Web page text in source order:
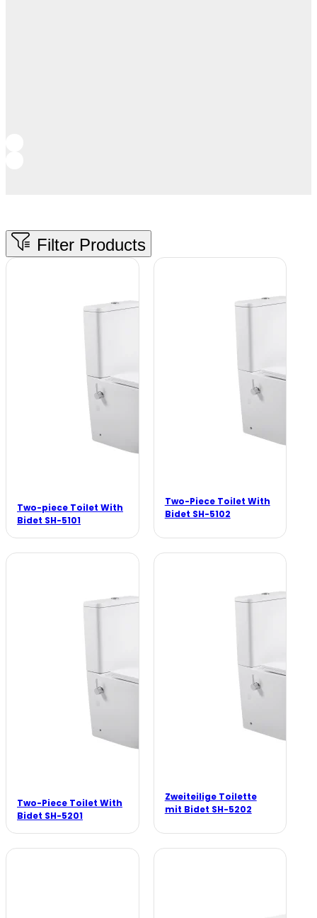
Two-piece Toilet With
Bidet SH-5101
Two-Piece Toilet With
Bidet SH-5102
Two-Piece Toilet With
Bidet SH-5201
Zweiteilige Toilette
mit Bidet SH-5202